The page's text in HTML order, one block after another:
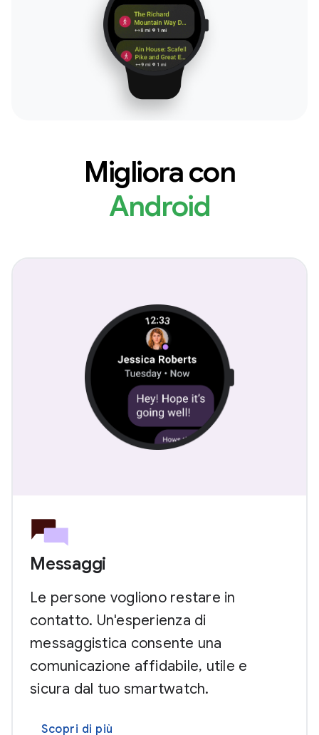
Migliora con
Android
Messaggi
Le persone vogliono restare in
contatto. Un'esperienza di
messaggistica consente una
comunicazione affidabile, utile e
sicura dal tuo smartwatch.
Scopri di più